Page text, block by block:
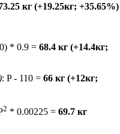
кг (+19.25кг; +35.65%)
* 0.9 = 68.4 кг (+14.4кг;
): P - 110 = 66 кг (+12кг;
2 * 0.00225 = 69.7 кг